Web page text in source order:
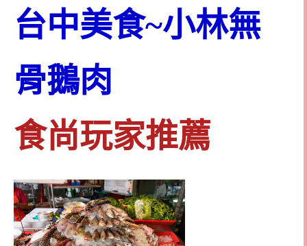
台中美食~小林無
骨鵝肉
食尚玩家推薦